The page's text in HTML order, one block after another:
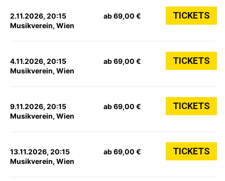
2.11.2026, 20:15
Musikverein, Wien
ab 69,00 € TICKETS
4.11.2026, 20:15
Musikverein, Wien
ab 69,00 € TICKETS
9.11.2026, 20:15
Musikverein, Wien
ab 69,00 € TICKETS
13.11.2026, 20:15
Musikverein, Wien
ab 69,00 € TICKETS